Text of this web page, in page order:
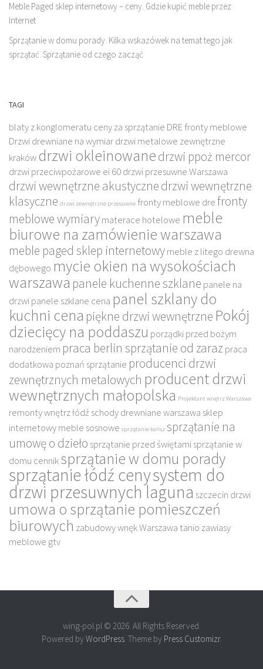
Meble Paged sklep internetowy – ceny. Gdzie kupić meble przez
Internet
Sprzątanie w domu porady. Kilka wskazówek na temat tego jak
sprzątać. Sprzątanie od czego zacząć
TAGI
blaty z konglomeratu ceny za sprzątanie DRE fronty meblowe
Drzwi drewniane na wymiardrzwi metalowe zewnętrzne
kraków drzwi okleinowanedrzwi ppoż mercor
drzwi przeciwpożarowe ei 60drzwi przesuwne Warszawa
drzwi wewnętrzne akustycznedrzwi wewnętrzne
klasyczne drzwi zewnętrzne przesuwne fronty meblowe drefronty
meblowe wymiarymaterace hotelowe meble
biurowe na zamówienie warszawa
meble paged sklep internetowymeble z litego drewna
dębowego mycie okien na wysokościach
warszawa panele kuchenne szklane panele na
drzwipanele szklane cena panel szklany do
kuchni cena piękne drzwi wewnętrzne Pokój
dziecięcy na poddaszu porządki przed bożym
narodzeniem praca berlin sprzątanie od zarazpraca
dodatkowa poznań sprzątanie producenci drzwi
zewnętrznych metalowych producent drzwi
wewnętrznych małopolska Projektant wnętrz Warszawa
remonty wnętrz łódź schody drewniane warszawa sklep
internetowy meble sosnowe sprzątanie kalisz sprzątanie na
umowę o dzieło sprzątanie przed świętamisprzątanie w
domu cenniksprzątanie w domu porady
sprzątanie łódź cenysystem do
drzwi przesuwnych laguna szczecin drzwi
umowa o sprzątanie pomieszczeń
biurowych zabudowy wnęk Warszawa tanio zawiasy
meblowe gtv
wing-pol.pl © 2026. All Rights Reserved.
Powered by WordPress. Theme by Press Customizr.